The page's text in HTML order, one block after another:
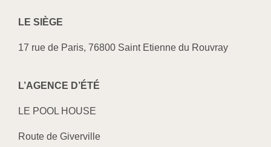
LE SI ÈGE
17 rue de Paris, 76800 Saint Etienne du Rouvray
L’AGENCE D’ÉTÉ
LE POOL HOUSE
Route de Giverville